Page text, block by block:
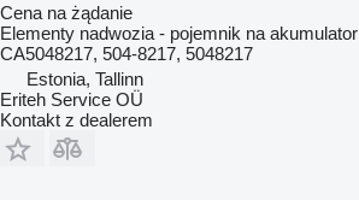
Cena na żądanie
Elementy nadwozia - pojemnik na akumulator
CA5048217, 504-8217, 5048217
Estonia, Tallinn
Eriteh Service OÜ
Kontakt z dealerem